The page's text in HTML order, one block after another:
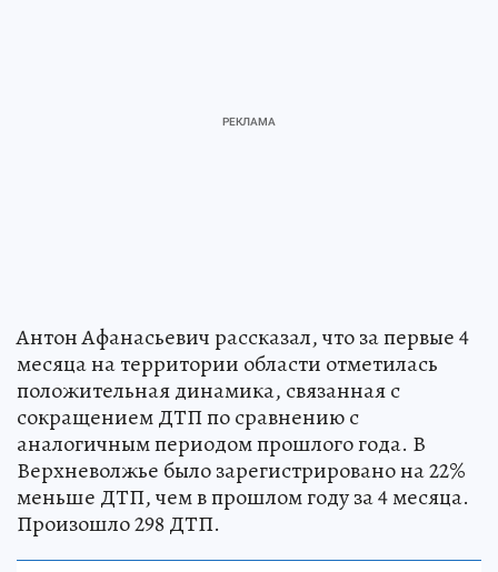
Антон Афанасьевич рассказал, что за первые 4
месяца на территории области отметилась
положительная динамика, связанная с
сокращением ДТП по сравнению с
аналогичным периодом прошлого года. В
Верхневолжье было зарегистрировано на 22%
меньше ДТП, чем в прошлом году за 4 месяца.
Произошло 298 ДТП.